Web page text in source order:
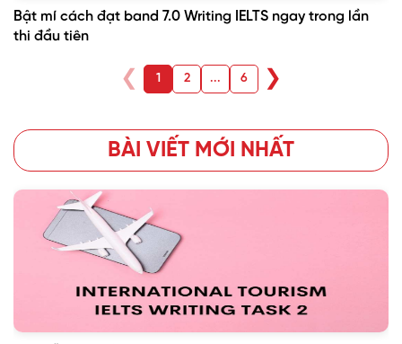
Bật mí cách đạt band 7.0 Writing IELTS ngay trong lần
thi đầu tiên
❮ 1 2 ... 6 ❯
BÀI VIẾT MỚI NHẤT